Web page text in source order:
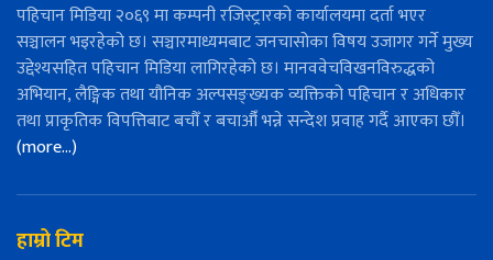
पहिचान मिडिया २०६९ मा कम्पनी रजिस्ट्रारको कार्यालयमा दर्ता भएर
सञ्चालन भइरहेको छ। सञ्चारमाध्यमबाट जनचासोका विषय उजागर गर्ने मुख्य
उद्देश्यसहित पहिचान मिडिया लागिरहेको छ। मानववेचविखनविरुद्धको
अभियान, लैङ्गिक तथा यौनिक अल्पसङ्ख्यक व्यक्तिको पहिचान र अधिकार
तथा प्राकृतिक विपत्तिबाट बचौँ र बचाऔँ भन्ने सन्देश प्रवाह गर्दै आएका छौँ।
(more…)
हाम्रो टिम